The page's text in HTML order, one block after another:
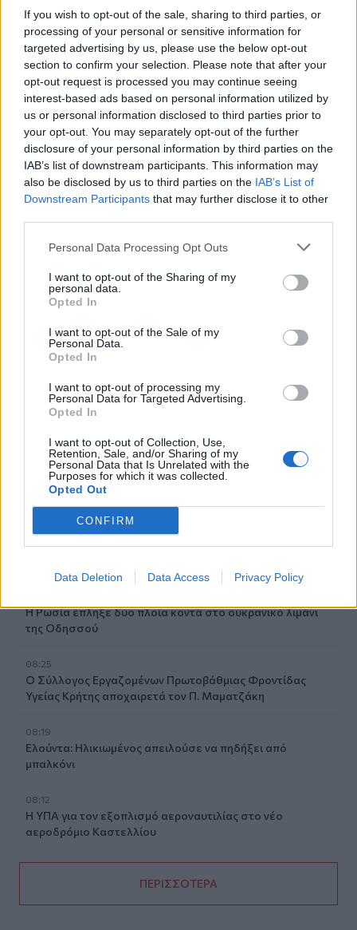
If you wish to opt-out of the sale, sharing to third parties, or
processing of your personal or sensitive information for
targeted advertising by us, please use the below opt-out
section to confirm your selection. Please note that after your
opt-out request is processed you may continue seeing
interest-based ads based on personal information utilized by
us or personal information disclosed to third parties prior to
your opt-out. You may separately opt-out of the further
disclosure of your personal information by third parties on the
IAB’s list of downstream participants. This information may
also be disclosed by us to third parties on the IAB’s List of
Downstream Participants that may further disclose it to other
Personal Data Processing Opt Outs
I want to opt-out of the Sharing of my
personal data.
Opted In
I want to opt-out of the Sale of my
Personal Data.
Opted In
I want to opt-out of processing my
Personal Data for Targeted Advertising.
Opted In
I want to opt-out of Collection, Use,
Retention, Sale, and/or Sharing of my
Personal Data that Is Unrelated with the
Purposes for which it was collected.
Opted Out
CONFIRM
Data Deletion Data Access Privacy Policy
Ιός Δυτικού Νείλου: Στα 65 τα κρούσματα στην Ελλάδα
09:12
Ρωσία: Διαψεύδει εμπλοκή σε στρατολόγηση
Κολομβιανών μισθοφόρων
09:07
Ηράκλειο: Μια σύλληψη για την έκρηξη φιάλης που
αναστάτωσε την Θερίσσου
09:06
Νέα επιχείρηση για μετανάστες ανοιχτά της Ιεράπετρας
Caravel: Η νέα πολυτέλεια βρίσκεται στις εμπειρίες που
αξίζουν
09:00
100.000€ από επιτήδειους
35 χρόνια ίντερνετ: Το πρώτο website το οποίο υπάρχει
ακόμα
08:47
Δήμος Βιάννου: Οι ώρες και οι μέρες λειτουργίας του
Γραφείου Δακοκτονίας
08:40
Νέα δομή φιλοξενίας μεταναστών: Τι προβλέπει η
απόφαση που δημοσιεύθηκε στην Εφημερίδα της
Η Ρωσία έπληξε δύο πλοία κοντά στο ουκρανικό λιμάνι
της Οδησσού
08:25
Ο Σύλλογος Εργαζομένων Πρωτοβάθμιας Φροντίδας
Υγείας Κρήτης αποχαιρετά τον Π. Μαματζάκη
08:19
Ελούντα: Ηλικιωμένος απειλούσε να πηδήξει από
μπαλκόνι
08:12
Η ΥΠΑ για τον εξοπλισμό αεροναυτιλίας στο νέο
αεροδρόμιο Καστελλίου
ΠΕΡΙΣΣΟΤΕΡΑ